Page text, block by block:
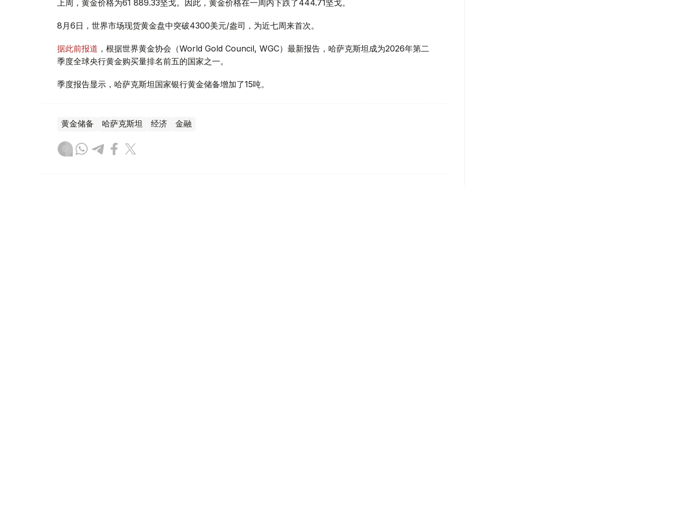
上周，黄金价格为61 889.33坚戈。因此，黄金价格在一周内下跌了444.71坚戈。
8月6日，世界市场现货黄金盘中突破4300美元/盎司，为近七周来首次。
据此前报道 ，根据世界黄金协会（World Gold Council, WGC）最新报告，哈萨克斯坦成为2026年第二
季度全球央行黄金购买量排名前五的国家之一。
季度报告显示，哈萨克斯坦国家银行黄金储备增加了15吨。
黄金储备 哈萨克斯坦 经济 金融